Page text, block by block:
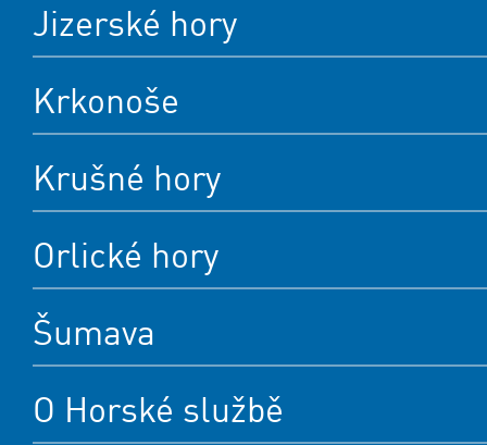
Jizerské hory
Krkonoše
Krušné hory
Orlické hory
Šumava
O Horské službě